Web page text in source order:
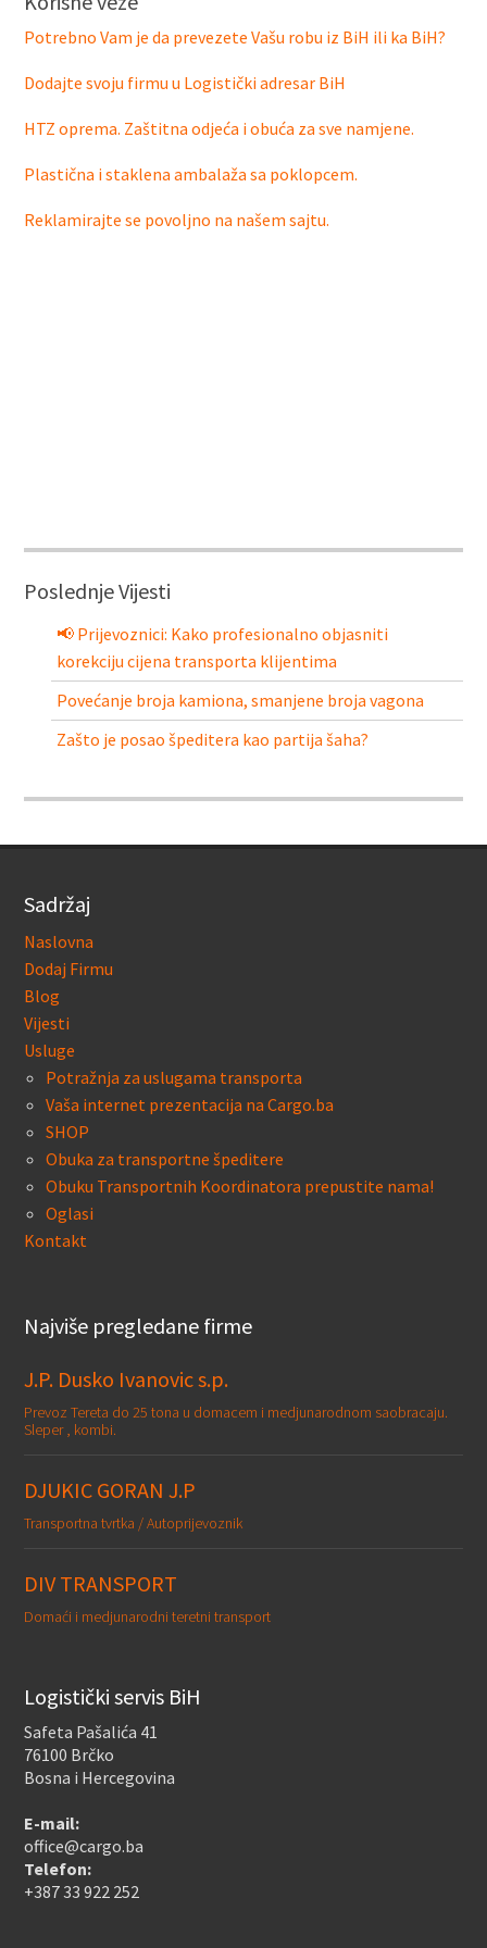
Potrebno Vam je da prevezete Vašu robu iz BiH ili ka BiH?
Dodajte svoju firmu u Logistički adresar BiH
HTZ oprema. Zaštitna odjeća i obuća za sve namjene.
Plastična i staklena ambalaža sa poklopcem.
Reklamirajte se povoljno na našem sajtu.
Poslednje Vijesti
📢 Prijevoznici: Kako profesionalno objasniti
korekciju cijena transporta klijentima
Povećanje broja kamiona, smanjene broja vagona
Zašto je posao špeditera kao partija šaha?
Sadržaj
Naslovna
Dodaj Firmu
Blog
Vijesti
Usluge
Potražnja za uslugama transporta
Vaša internet prezentacija na Cargo.ba
SHOP
Obuka za transportne špeditere
Obuku Transportnih Koordinatora prepustite nama!
Oglasi
Kontakt
Najviše pregledane firme
J.P. Dusko Ivanovic s.p.
Prevoz Tereta do 25 tona u domacem i medjunarodnom saobracaju.
Sleper , kombi.
DJUKIC GORAN J.P
Transportna tvrtka / Autoprijevoznik
DIV TRANSPORT
Domaći i medjunarodni teretni transport
Logistički servis BiH
Safeta Pašalića 41
76100 Brčko
Bosna i Hercegovina
E-mail:
office@cargo.ba
Telefon:
+387 33 922 252